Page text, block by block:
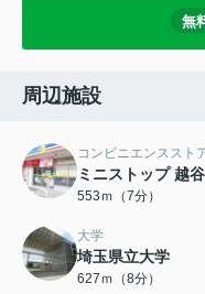
無
周辺施設
コンビニエンススト
ミニストップ 越
553ｍ（7分）
大学
埼玉県立大学
627ｍ（8分）